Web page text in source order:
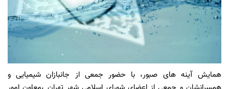
همایش آینه های صبور، با حضور جمعی از جانبازان شیمیایی و